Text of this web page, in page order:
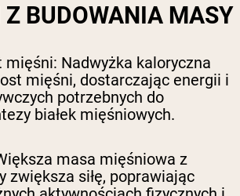
Z BUDOWANIA MASY
mięśni: Nadwyżka kaloryczna
mięśni, dostarczając energii i
potrzebnych do
białek mięśniowych.
masa mięśniowa z
zwiększa siłę, poprawiając